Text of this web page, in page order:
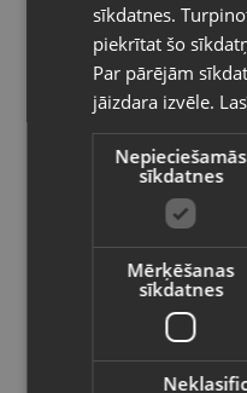
271.00€
€ /mēn.
Zelta auskari
Pasūtījumi
izvēlēto
Vietnes saturs
valodā
Valsts
Latviešu /
sīkdatnes.
piekrītat šo
Par pārējām
jāizdara izvēle.
Nepieciešamās
sīkdatnes
Mērķēšanas
sīkdatnes